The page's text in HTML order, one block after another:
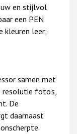
en stijlvol
een PEN
kleuren leer;
samen met
resolutie foto’s,
De
daarnaast